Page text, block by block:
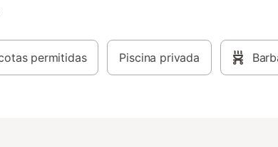
permitidas Piscina privada